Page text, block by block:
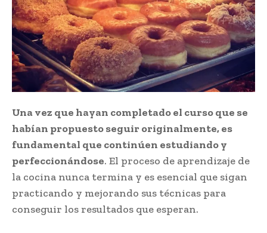
Una vez que hayan completado el curso que se
habían propuesto seguir originalmente, es
fundamental que continúen estudiando y
perfeccionándose. El proceso de aprendizaje de
la cocina nunca termina y es esencial que sigan
practicando y mejorando sus técnicas para
conseguir los resultados que esperan.